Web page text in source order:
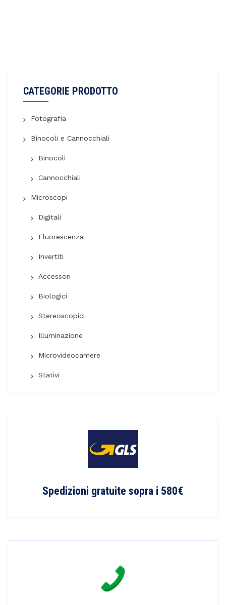
CATEGORIE PRODOTTO
Fotografia
Binocoli e Cannocchiali
Binocoli
Cannocchiali
Microscopi
Digitali
Fluorescenza
Invertiti
Accessori
Biologici
Stereoscopici
Illuminazione
Microvideocamere
Stativi
Spedizioni gratuite sopra i 580€